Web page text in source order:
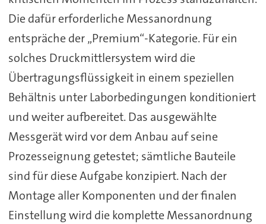
Die dafür erforderliche Messanordnung
entspräche der „Premium“-Kategorie. Für ein
solches Druckmittlersystem wird die
Übertragungsflüssigkeit in einem speziellen
Behältnis unter Laborbedingungen konditioniert
und weiter aufbereitet. Das ausgewählte
Messgerät wird vor dem Anbau auf seine
Prozesseignung getestet; sämtliche Bauteile
sind für diese Aufgabe konzipiert. Nach der
Montage aller Komponenten und der finalen
Einstellung wird die komplette Messanordnung